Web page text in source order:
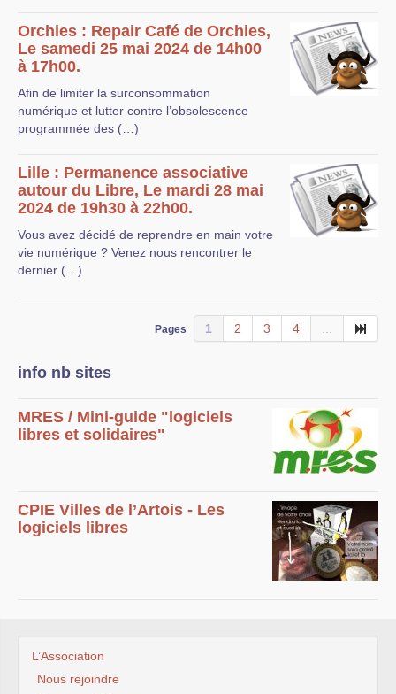
Orchies : Repair Café de Orchies,
Le samedi 25 mai 2024 de 14h00
à 17h00.
Afin de limiter la surconsommation
numérique et lutter contre l’obsolescence
programmée des (…)
Lille : Permanence associative
autour du Libre, Le mardi 28 mai
2024 de 19h30 à 22h00.
Vous avez décidé de reprendre en main votre
vie numérique ? Venez nous rencontrer le
dernier (…)
Pages 1 2 3 4
info nb sites
MRES / Mini-guide "logiciels
libres et solidaires"
CPIE Villes de l’Artois - Les
logiciels libres
L’Association
Nous rejoindre